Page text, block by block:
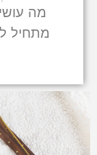
מה
מתחיל